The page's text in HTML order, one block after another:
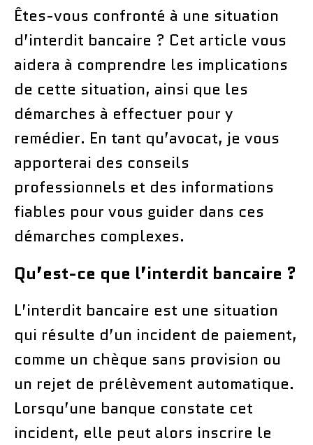
Êtes-vous confronté à une situation
d’interdit bancaire ? Cet article vous
aidera à comprendre les implications
de cette situation, ainsi que les
démarches à effectuer pour y
remédier. En tant qu’avocat, je vous
apporterai des conseils
professionnels et des informations
fiables pour vous guider dans ces
démarches complexes.
Qu’est-ce que l’interdit bancaire ?
L’interdit bancaire est une situation
qui résulte d’un incident de paiement,
comme un chèque sans provision ou
un rejet de prélèvement automatique.
Lorsqu’une banque constate cet
incident, elle peut alors inscrire le